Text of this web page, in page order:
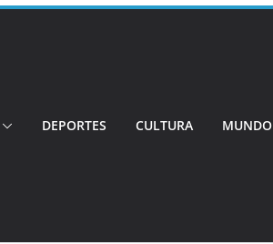
mayor murió atropellado en el sur
DEPORTES CULTURA MUNDO